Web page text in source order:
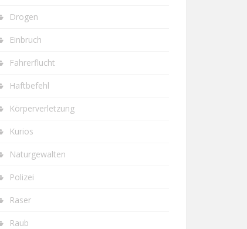
Drogen
Einbruch
Fahrerflucht
Haftbefehl
Körperverletzung
Kurios
Naturgewalten
Polizei
Raser
Raub